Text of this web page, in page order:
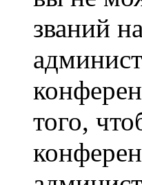
званий
того,